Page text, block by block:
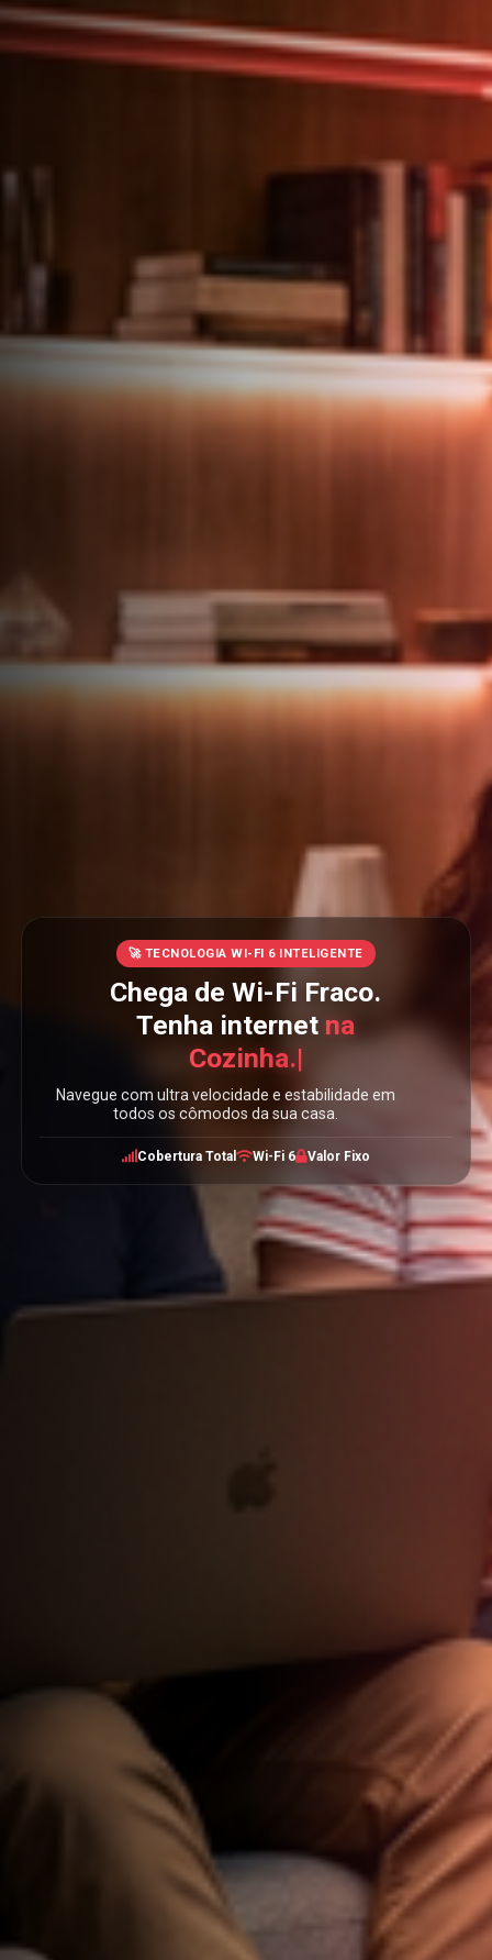
🚀 TECNOLOGIA WI-FI 6 INTELIGENTE
Chega de Wi-Fi Fraco.
Tenha internet na
|
Navegue com ultra velocidade e estabilidade em
todos os cômodos da sua casa.
Cobertura Total Wi-Fi 6 Valor Fixo